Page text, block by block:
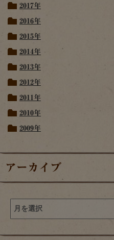
2017年
2016年
2015年
2014年
2013年
2012年
2011年
2010年
2009年
アーカイブ